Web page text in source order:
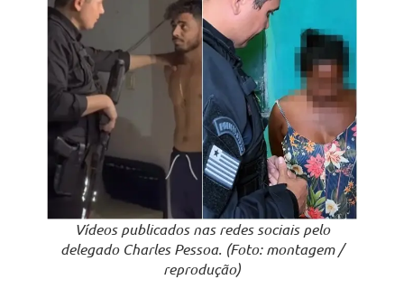
Vídeos publicados nas redes sociais pelo
delegado Charles Pessoa. (Foto: montagem /
reprodução)